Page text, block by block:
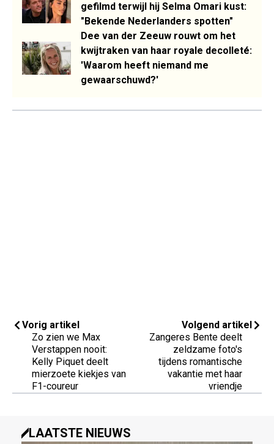
gefilmd terwijl hij Selma Omari kust:
"Bekende Nederlanders spotten"
Dee van der Zeeuw rouwt om het
kwijtraken van haar royale decolleté:
'Waarom heeft niemand me
gewaarschuwd?'
Vorig artikel
Zo zien we Max
Verstappen nooit:
Kelly Piquet deelt
mierzoete kiekjes van
F1-coureur
Volgend artikel
Zangeres Bente deelt
zeldzame foto's
tijdens romantische
vakantie met haar
vriendje
LAATSTE NIEUWS